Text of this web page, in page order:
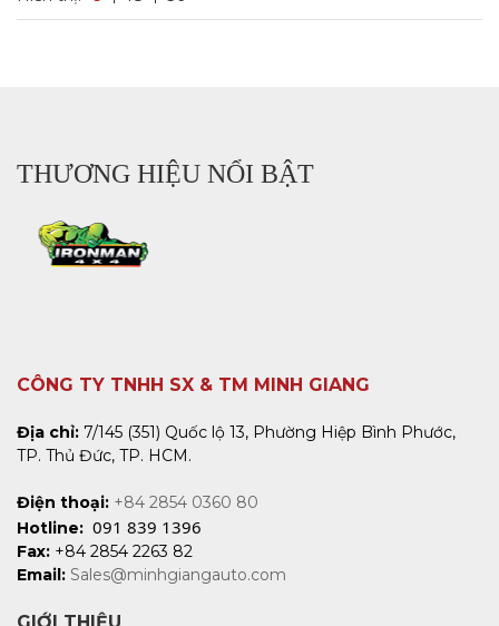
THƯƠNG HIỆU NỔI BẬT
CÔNG TY TNHH SX & TM MINH GIANG
Địa chỉ: 7/145 (351) Quốc lộ 13, Phường Hiệp Bình Phước,
TP. Thủ Đức, TP. HCM.
Điện thoại: +84 2854 0360 80
Hotline: 091 839 1396
Fax: +84 2854 2263 82
Email: Sales@minhgiangauto.com